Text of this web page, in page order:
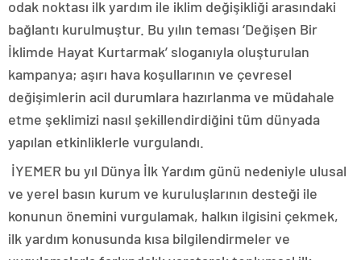
odak noktası ilk yardım ile iklim değişikliği arasındaki
bağlantı kurulmuştur. Bu yılın teması ‘Değişen Bir
İklimde Hayat Kurtarmak’ sloganıyla oluşturulan
kampanya; aşırı hava koşullarının ve çevresel
değişimlerin acil durumlara hazırlanma ve müdahale
etme şeklimizi nasıl şekillendirdiğini tüm dünyada
yapılan etkinliklerle vurgulandı.
İYEMER bu yıl Dünya İlk Yardım günü nedeniyle ulusal
ve yerel basın kurum ve kuruluşlarının desteği ile
konunun önemini vurgulamak, halkın ilgisini çekmek,
ilk yardım konusunda kısa bilgilendirmeler ve